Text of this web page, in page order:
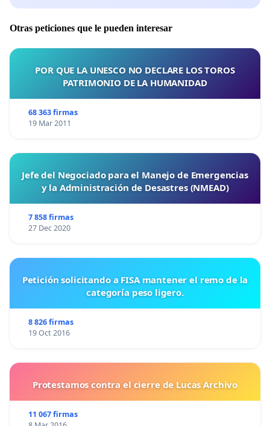
Otras peticiones que le pueden interesar
POR QUE LA UNESCO NO DECLARE LOS TOROS
PATRIMONIO DE LA HUMANIDAD
68 363 firmas
19 Mar 2011
Jefe del Negociado para el Manejo de Emergencias
y la Administración de Desastres (NMEAD)
7 858 firmas
27 Dec 2020
Petición solicitando a FISA mantener el remo de la
categoría peso ligero.
8 826 firmas
19 Oct 2016
Protestamos contra el cierre de Lucas Archivo
11 067 firmas